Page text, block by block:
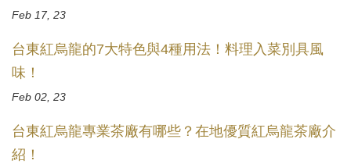
Feb 17, 23
台東紅烏龍的7大特色與4種用法！料理入菜別具風
味！
Feb 02, 23
台東紅烏龍專業茶廠有哪些？在地優質紅烏龍茶廠介
紹！